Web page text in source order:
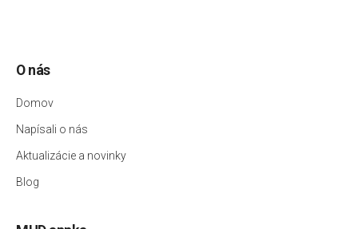
O nás
Domov
Napísali o nás
Aktualizácie a novinky
Blog